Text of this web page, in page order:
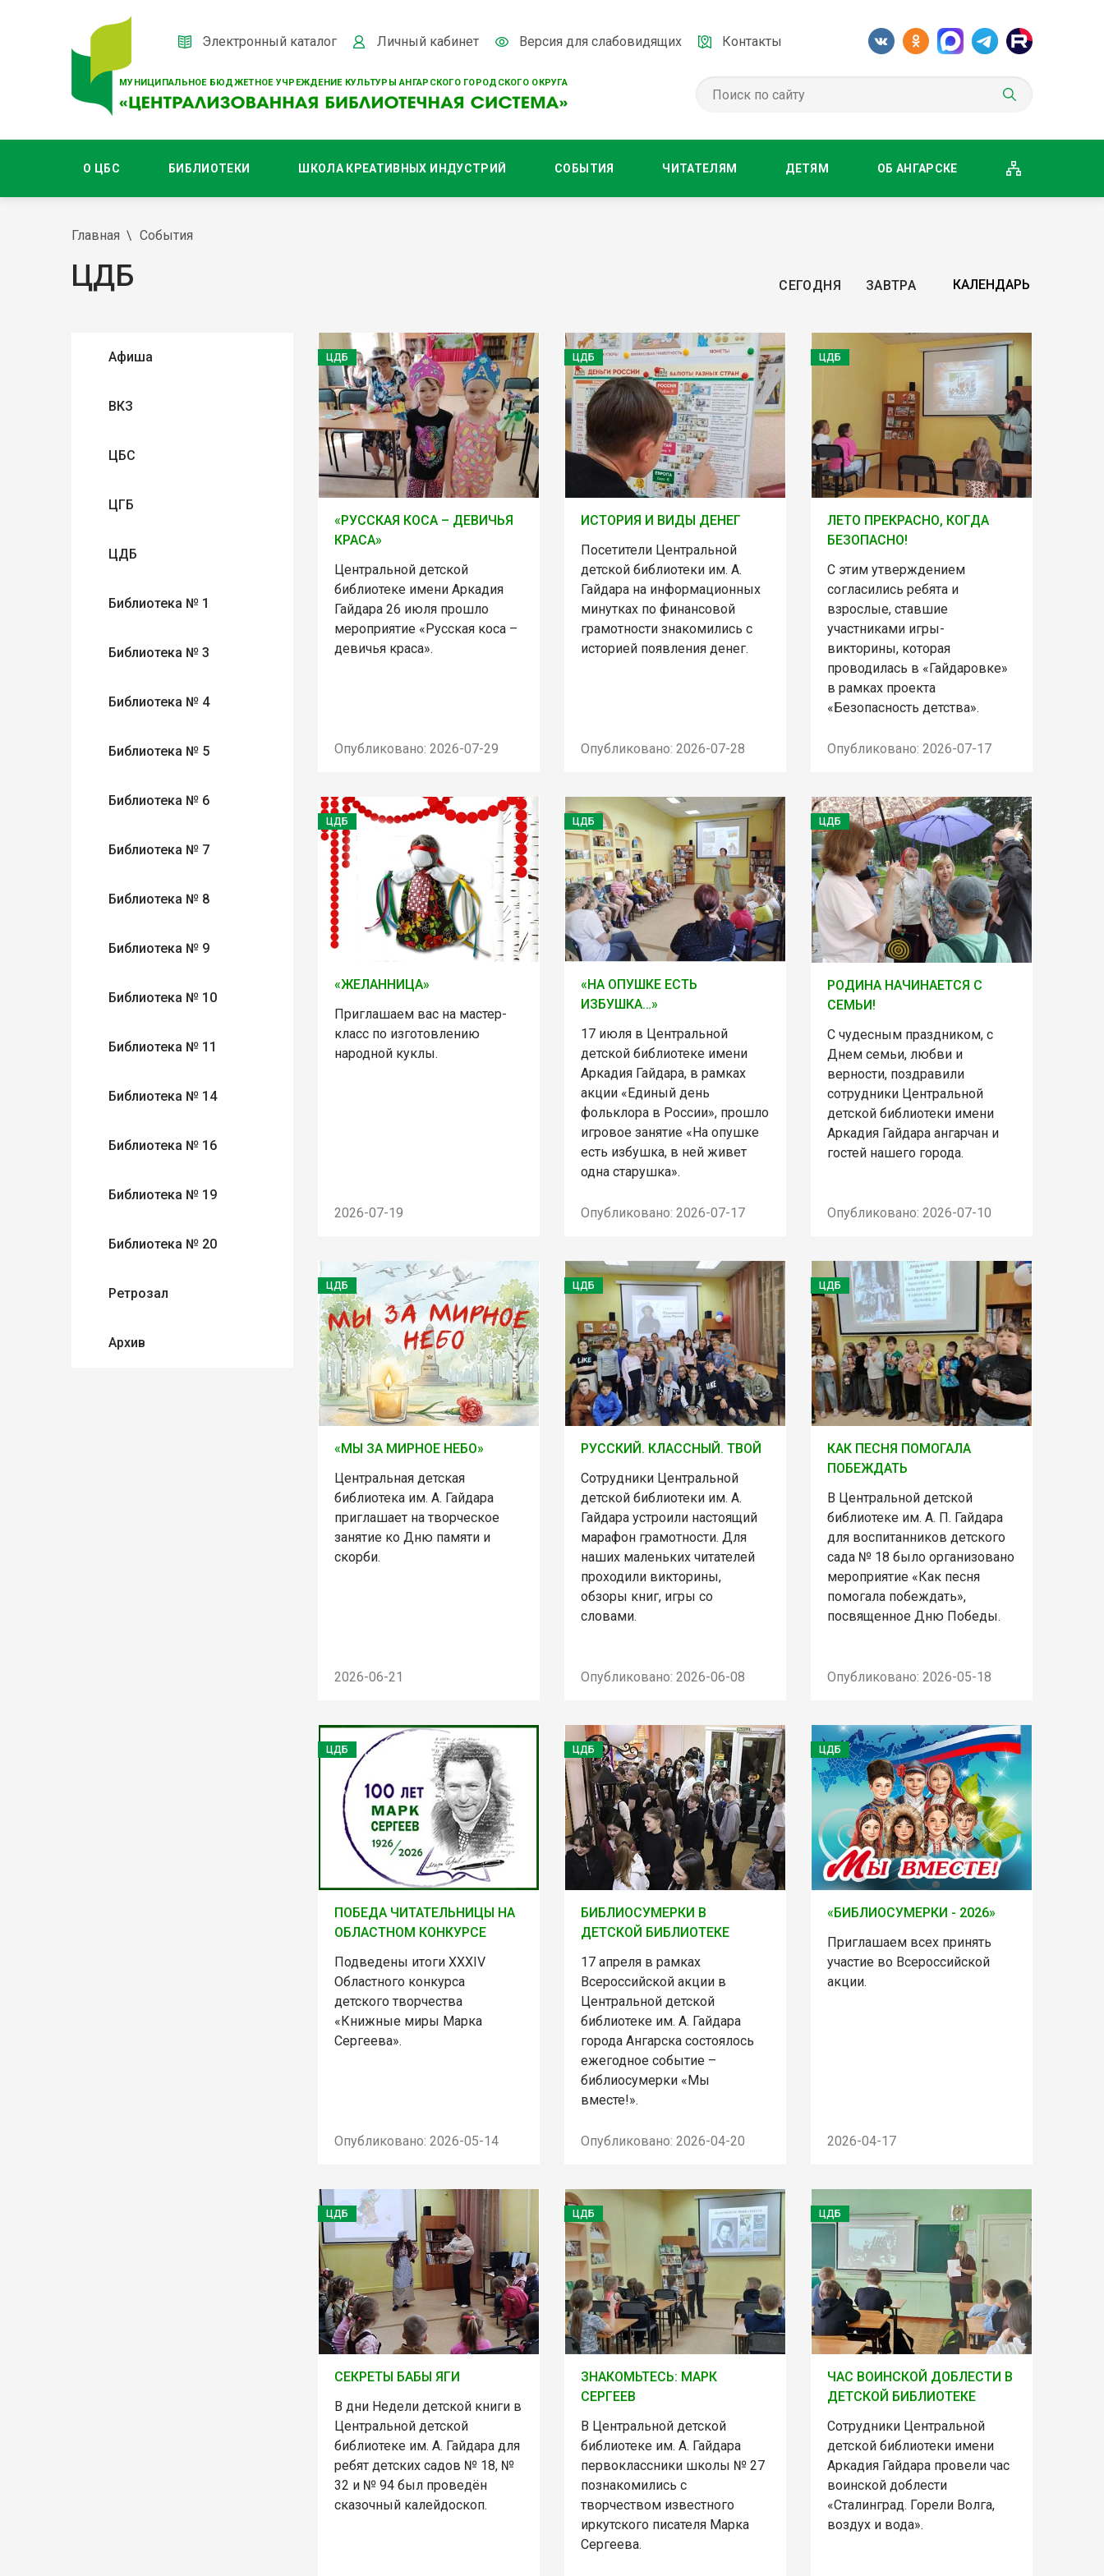
МУНИЦИПАЛЬНОЕ БЮДЖЕТНОЕ УЧРЕЖДЕНИЕ КУЛЬТУРЫ АНГАРСКОГО ГОРОДСКОГО ОКРУГА
Электронный каталог Личный кабинет Версия для слабовидящих Контакты
О ЦБС БИБЛИОТЕКИ ШКОЛА КРЕАТИВНЫХ ИНДУСТРИЙ СОБЫТИЯ ЧИТАТЕЛЯМ ДЕТЯМ ОБ АНГАРСКЕ
Главная События
ЦДБ СЕГОДНЯ ЗАВТРА
Афиша
ВКЗ
ЦБС
ЦГБ
ЦДБ
Библиотека № 1
Библиотека № 3
Библиотека № 4
Библиотека № 5
Библиотека № 6
Библиотека № 7
Библиотека № 8
Библиотека № 9
Библиотека № 10
Библиотека № 11
Библиотека № 14
Библиотека № 16
Библиотека № 19
Библиотека № 20
Ретрозал
Архив
ЦДБ
«РУССКАЯ КОСА – ДЕВИЧЬЯ
КРАСА»
Центральной детской
библиотеке имени Аркадия
Гайдара 26 июля прошло
мероприятие «Русская коса –
девичья краса».
Опубликовано: 2026-07-29
ЦДБ
ИСТОРИЯ И ВИДЫ ДЕНЕГ
Посетители Центральной
детской библиотеки им. А.
Гайдара на информационных
минутках по финансовой
грамотности знакомились с
историей появления денег.
Опубликовано: 2026-07-28
ЦДБ
ЛЕТО ПРЕКРАСНО, КОГДА
БЕЗОПАСНО!
С этим утверждением
согласились ребята и
взрослые, ставшие
участниками игры-
викторины, которая
проводилась в «Гайдаровке»
в рамках проекта
«Безопасность детства».
Опубликовано: 2026-07-17
ЦДБ
«ЖЕЛАННИЦА»
Приглашаем вас на мастер-
класс по изготовлению
народной куклы.
2026-07-19
ЦДБ
«НА ОПУШКЕ ЕСТЬ
ИЗБУШКА…»
17 июля в Центральной
детской библиотеке имени
Аркадия Гайдара, в рамках
акции «Единый день
фольклора в России», прошло
игровое занятие «На опушке
есть избушка, в ней живет
одна старушка».
Опубликовано: 2026-07-17
ЦДБ
РОДИНА НАЧИНАЕТСЯ С
СЕМЬИ!
С чудесным праздником, с
Днем семьи, любви и
верности, поздравили
сотрудники Центральной
детской библиотеки имени
Аркадия Гайдара ангарчан и
гостей нашего города.
Опубликовано: 2026-07-10
ЦДБ
«МЫ ЗА МИРНОЕ НЕБО»
Центральная детская
библиотека им. А. Гайдара
приглашает на творческое
занятие ко Дню памяти и
скорби.
2026-06-21
ЦДБ
РУССКИЙ. КЛАССНЫЙ. ТВОЙ
Сотрудники Центральной
детской библиотеки им. А.
Гайдара устроили настоящий
марафон грамотности. Для
наших маленьких читателей
проходили викторины,
обзоры книг, игры со
словами.
Опубликовано: 2026-06-08
ЦДБ
КАК ПЕСНЯ ПОМОГАЛА
ПОБЕЖДАТЬ
В Центральной детской
библиотеке им. А. П. Гайдара
для воспитанников детского
сада № 18 было организовано
мероприятие «Как песня
помогала побеждать»,
посвященное Дню Победы.
Опубликовано: 2026-05-18
ЦДБ
ПОБЕДА ЧИТАТЕЛЬНИЦЫ НА
ОБЛАСТНОМ КОНКУРСЕ
Подведены итоги XXXIV
Областного конкурса
детского творчества
«Книжные миры Марка
Сергеева».
Опубликовано: 2026-05-14
ЦДБ
БИБЛИОСУМЕРКИ В
ДЕТСКОЙ БИБЛИОТЕКЕ
17 апреля в рамках
Всероссийской акции в
Центральной детской
библиотеке им. А. Гайдара
города Ангарска состоялось
ежегодное событие –
библиосумерки «Мы
вместе!».
Опубликовано: 2026-04-20
ЦДБ
«БИБЛИОСУМЕРКИ - 2026»
Приглашаем всех принять
участие во Всероссийской
акции.
2026-04-17
ЦДБ
СЕКРЕТЫ БАБЫ ЯГИ
В дни Недели детской книги в
Центральной детской
библиотеке им. А. Гайдара для
ребят детских садов № 18, №
32 и № 94 был проведён
сказочный калейдоскоп.
ЦДБ
ЗНАКОМЬТЕСЬ: МАРК
СЕРГЕЕВ
В Центральной детской
библиотеке им. А. Гайдара
первоклассники школы № 27
познакомились с
творчеством известного
иркутского писателя Марка
Сергеева.
ЦДБ
ЧАС ВОИНСКОЙ ДОБЛЕСТИ В
ДЕТСКОЙ БИБЛИОТЕКЕ
Сотрудники Центральной
детской библиотеки имени
Аркадия Гайдара провели час
воинской доблести
«Сталинград. Горели Волга,
воздух и вода».